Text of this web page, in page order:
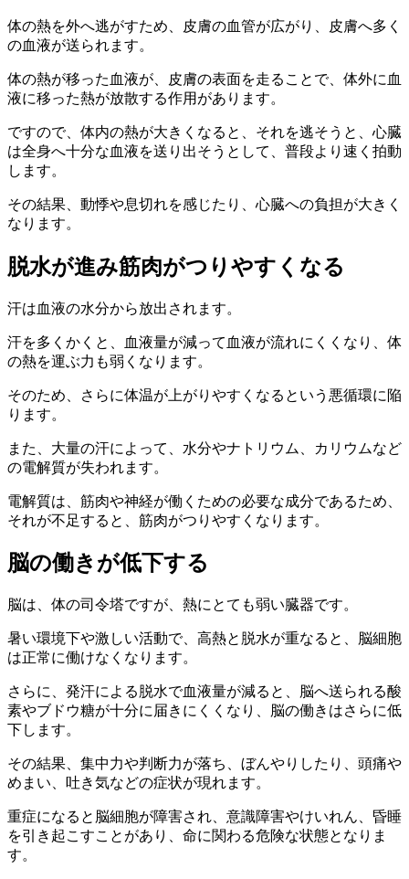
体の熱を外へ逃がすため、皮膚の血管が広がり、皮膚へ多く
の血液が送られます。
体の熱が移った血液が、皮膚の表面を走ることで、体外に血
液に移った熱が放散する作用があります。
ですので、体内の熱が大きくなると、それを逃そうと、心臓
は全身へ十分な血液を送り出そうとして、普段より速く拍動
します。
その結果、動悸や息切れを感じたり、心臓への負担が大きく
なります。
脱水が進み筋肉がつりやすくなる
汗は血液の水分から放出されます。
汗を多くかくと、血液量が減って血液が流れにくくなり、体
の熱を運ぶ力も弱くなります。
そのため、さらに体温が上がりやすくなるという悪循環に陥
ります。
また、大量の汗によって、水分やナトリウム、カリウムなど
の電解質が失われます。
電解質は、筋肉や神経が働くための必要な成分であるため、
それが不足すると、筋肉がつりやすくなります。
脳の働きが低下する
脳は、体の司令塔ですが、熱にとても弱い臓器です。
暑い環境下や激しい活動で、高熱と脱水が重なると、脳細胞
は正常に働けなくなります。
さらに、発汗による脱水で血液量が減ると、脳へ送られる酸
素やブドウ糖が十分に届きにくくなり、脳の働きはさらに低
下します。
その結果、集中力や判断力が落ち、ぼんやりしたり、頭痛や
めまい、吐き気などの症状が現れます。
重症になると脳細胞が障害され、意識障害やけいれん、昏睡
を引き起こすことがあり、命に関わる危険な状態となりま
す。